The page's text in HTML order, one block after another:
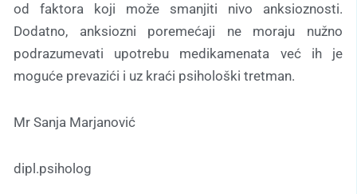
od faktora koji može smanjiti nivo anksioznosti.
Dodatno, anksiozni poremećaji ne moraju nužno
podrazumevati upotrebu medikamenata već ih je
moguće prevazići i uz kraći psihološki tretman.
Mr Sanja Marjanović
dipl.psiholog